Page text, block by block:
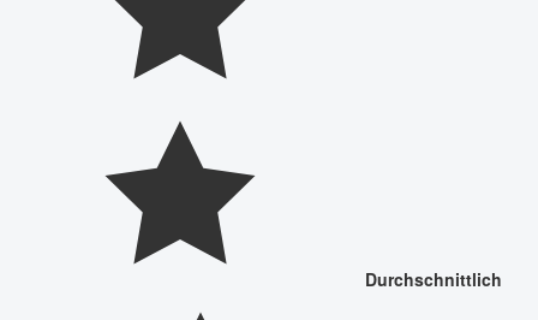
Durchschnittlich